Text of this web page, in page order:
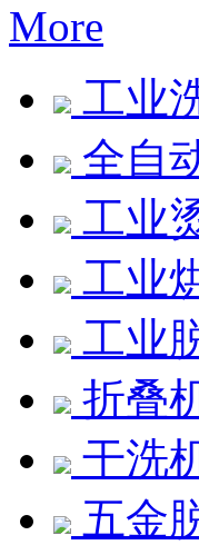
More
工业
全自
工业
工业
工业
折叠
干洗
五金